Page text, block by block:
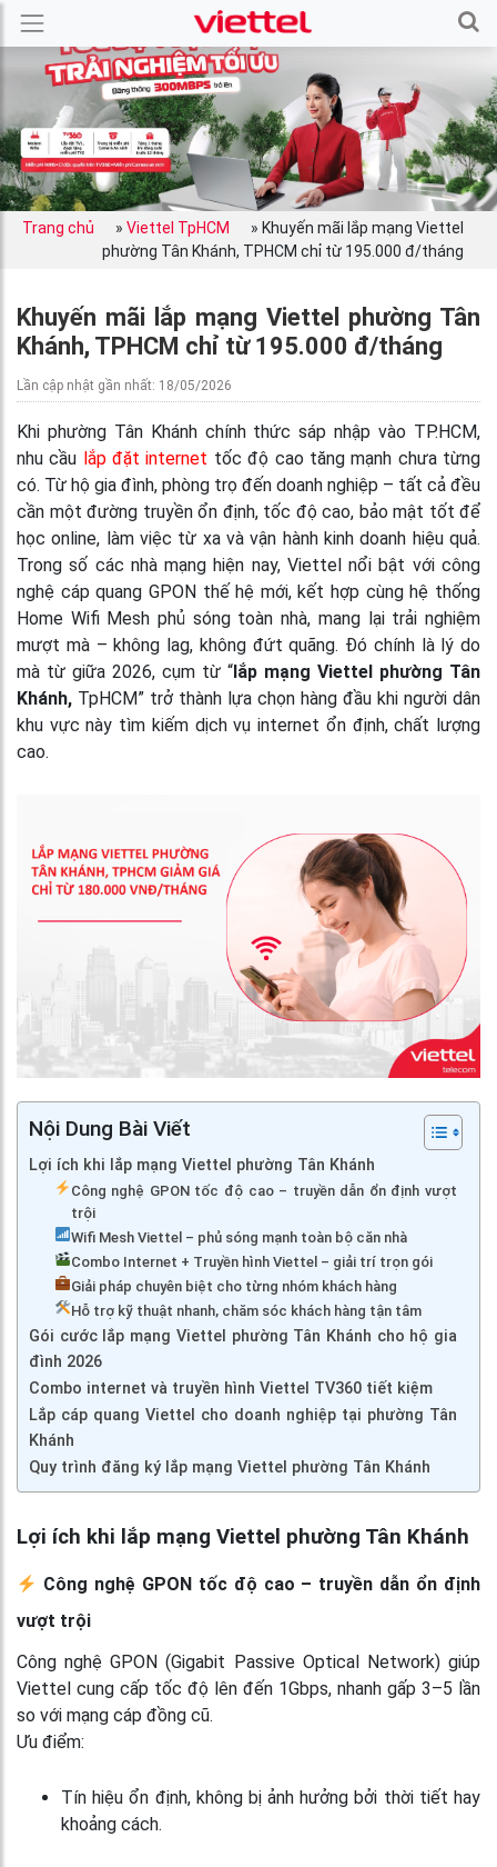
Trang chủ » Viettel TpHCM » Khuyến mãi lắp mạng Viettel
phường Tân Khánh, TPHCM chỉ từ 195.000 đ/tháng
Khuyến mãi lắp mạng Viettel phường Tân
Khánh, TPHCM chỉ từ 195.000 đ/tháng
Lần cập nhật gần nhất: 18/05/2026
Khi phường Tân Khánh chính thức sáp nhập vào TP.HCM,
nhu cầu lắp đặt internet tốc độ cao tăng mạnh chưa từng
có. Từ hộ gia đình, phòng trọ đến doanh nghiệp – tất cả đều
cần một đường truyền ổn định, tốc độ cao, bảo mật tốt để
học online, làm việc từ xa và vận hành kinh doanh hiệu quả.
Trong số các nhà mạng hiện nay, Viettel nổi bật với công
nghệ cáp quang GPON thế hệ mới, kết hợp cùng hệ thống
Home Wifi Mesh phủ sóng toàn nhà, mang lại trải nghiệm
mượt mà – không lag, không đứt quãng. Đó chính là lý do
mà từ giữa 2026, cụm từ “lắp mạng Viettel phường Tân
Khánh, TpHCM” trở thành lựa chọn hàng đầu khi người dân
khu vực này tìm kiếm dịch vụ internet ổn định, chất lượng
cao.
Nội Dung Bài Viết
Lợi ích khi lắp mạng Viettel phường Tân Khánh
Công nghệ GPON tốc độ cao – truyền dẫn ổn định vượt
trội
Wifi Mesh Viettel – phủ sóng mạnh toàn bộ căn nhà
Combo Internet + Truyền hình Viettel – giải trí trọn gói
Giải pháp chuyên biệt cho từng nhóm khách hàng
Hỗ trợ kỹ thuật nhanh, chăm sóc khách hàng tận tâm
Gói cước lắp mạng Viettel phường Tân Khánh cho hộ gia
đình 2026
Combo internet và truyền hình Viettel TV360 tiết kiệm
Lắp cáp quang Viettel cho doanh nghiệp tại phường Tân
Khánh
Quy trình đăng ký lắp mạng Viettel phường Tân Khánh
Lợi ích khi lắp mạng Viettel phường Tân Khánh
Công nghệ GPON tốc độ cao – truyền dẫn ổn định
vượt trội
Công nghệ GPON (Gigabit Passive Optical Network) giúp
Viettel cung cấp tốc độ lên đến 1Gbps, nhanh gấp 3–5 lần
so với mạng cáp đồng cũ.
Ưu điểm:
Tín hiệu ổn định, không bị ảnh hưởng bởi thời tiết hay
khoảng cách.